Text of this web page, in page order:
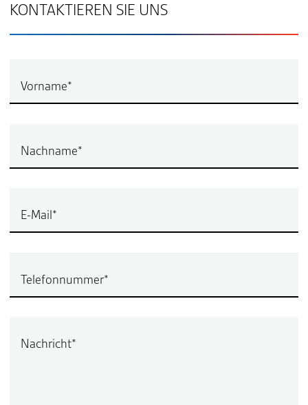
KONTAKTIEREN SIE UNS
Vorname*
Nachname*
E-Mail*
Telefonnummer*
Nachricht*